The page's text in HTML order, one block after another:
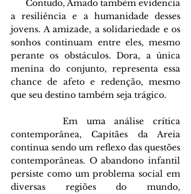
a resiliência e a humanidade desses
jovens. A amizade, a solidariedade e os
sonhos continuam entre eles, mesmo
perante os obstáculos. Dora, a única
menina do conjunto, representa essa
chance de afeto e redenção, mesmo
que seu destino também seja trágico.
      Em uma análise crítica
contemporânea, Capitães da Areia
continua sendo um reflexo das questões
contemporâneas. O abandono infantil
persiste como um problema social em
diversas regiões do mundo,